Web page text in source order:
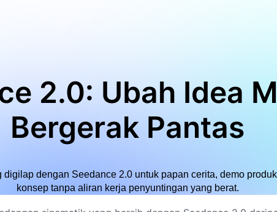
2.0: Ubah Idea
Bergerak Pantas
dengan Seedance 2.0 untuk papan cerita, demo
konsep tanpa aliran kerja penyuntingan yang berat.